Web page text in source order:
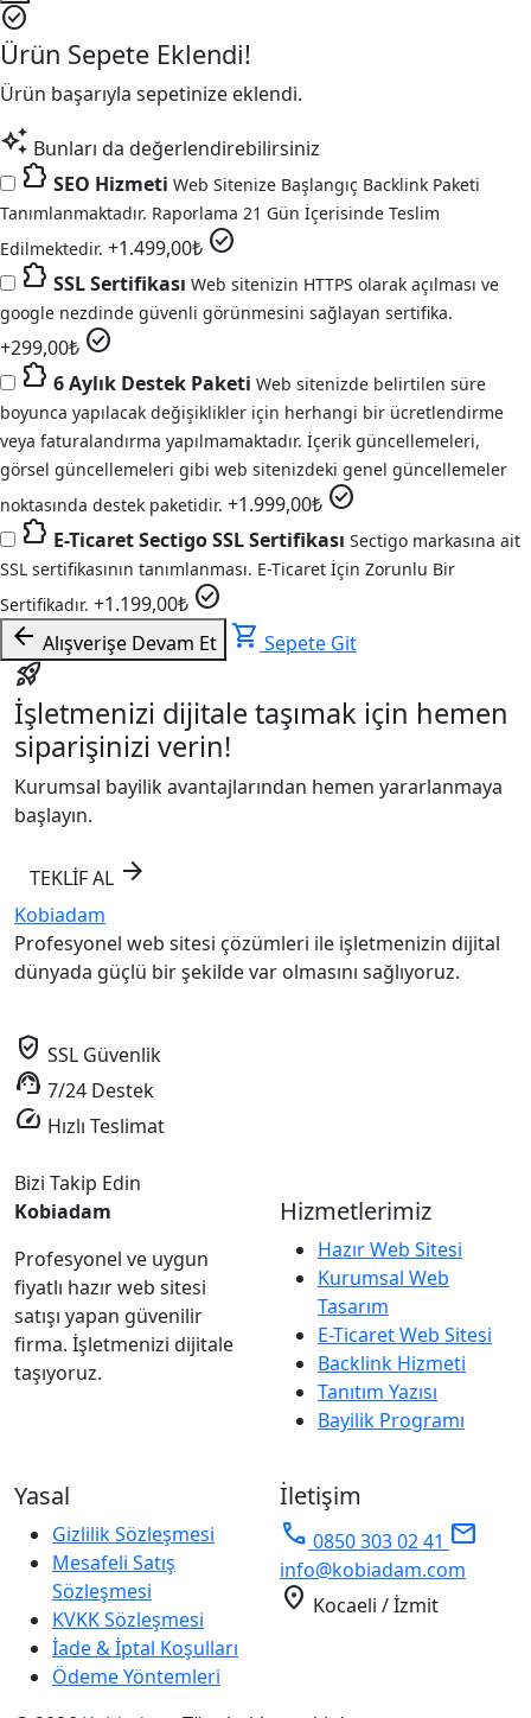
check_circle
Ürün Sepete Eklendi!
Ürün başarıyla sepetinize eklendi.
auto_awesome Bunları da değerlendirebilirsiniz
extension SEO Hizmeti Web Sitenize Başlangıç Backlink Paketi
Tanımlanmaktadır. Raporlama 21 Gün İçerisinde Teslim
Edilmektedir. +1.499,00₺ check_circle
extension SSL Sertifikası Web sitenizin HTTPS olarak açılması ve
google nezdinde güvenli görünmesini sağlayan sertifika.
+299,00₺ check_circle
extension 6 Aylık Destek Paketi Web sitenizde belirtilen süre
boyunca yapılacak değişiklikler için herhangi bir ücretlendirme
veya faturalandırma yapılmamaktadır. İçerik güncellemeleri,
görsel güncellemeleri gibi web sitenizdeki genel güncellemeler
noktasında destek paketidir. +1.999,00₺ check_circle
extension E-Ticaret Sectigo SSL Sertifikası Sectigo markasına ait
SSL sertifikasının tanımlanması. E-Ticaret İçin Zorunlu Bir
Sertifikadır. +1.199,00₺ check_circle
arrow_back Alışverişe Devam Et shopping_cart Sepete Git
rocket_launch
İşletmenizi dijitale taşımak için hemen
siparişinizi verin!
Kurumsal bayilik avantajlarından hemen yararlanmaya
başlayın.
TEKLİF AL arrow_forward
Kobiadam
Profesyonel web sitesi çözümleri ile işletmenizin dijital
dünyada güçlü bir şekilde var olmasını sağlıyoruz.
verified_user SSL Güvenlik
support_agent 7/24 Destek
speed Hızlı Teslimat
Bizi Takip Edin
Kobiadam
Profesyonel ve uygun
fiyatlı hazır web sitesi
satışı yapan güvenilir
firma. İşletmenizi dijitale
taşıyoruz.
Hizmetlerimiz
Hazır Web Sitesi
Kurumsal Web
Tasarım
E-Ticaret Web Sitesi
Backlink Hizmeti
Tanıtım Yazısı
Bayilik Programı
Yasal
Gizlilik Sözleşmesi
Mesafeli Satış
Sözleşmesi
KVKK Sözleşmesi
İade & İptal Koşulları
Ödeme Yöntemleri
İletişim
phone 0850 303 02 41 mail
info@kobiadam.com
location_on Kocaeli / İzmit